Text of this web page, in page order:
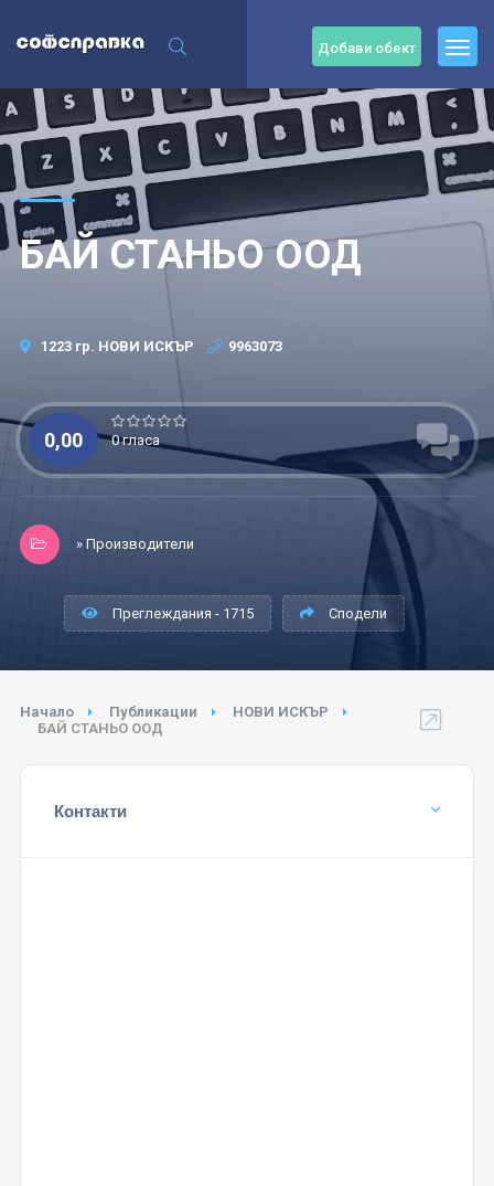
Добави обект
БАЙ СТАНЬО ООД
1223 гр. НОВИ ИСКЪР 9963073
0,00 0 гласа
» Производители
Преглеждания - 1715 Сподели
Начало Публикации
НОВИ ИСКЪР
БАЙ СТАНЬО ООД
Контакти